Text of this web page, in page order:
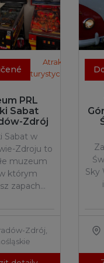
Atrakcje
turystyczne
PRL
Sabat
Zdrój
Sabat w
Zdroju to
muzeum
którym
zapach…
Zdrój,
Sky